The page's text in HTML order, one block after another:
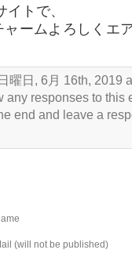
トで、
ームよろしくエ
曜日, 6月 16th, 2019
any responses to this
end and leave a
(will not be published)